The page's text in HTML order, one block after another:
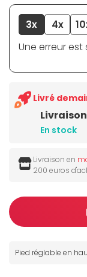
3x 4x
Une erreur est
En stock
Livré
Livraison en
200 euros
Pied réglable en